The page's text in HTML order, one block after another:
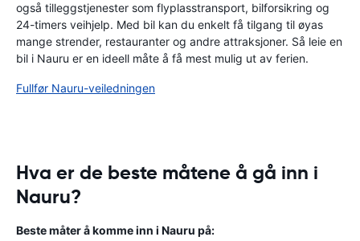
også tilleggstjenester som flyplasstransport, bilforsikring og
24-timers veihjelp. Med bil kan du enkelt få tilgang til øyas
mange strender, restauranter og andre attraksjoner. Så leie en
bil i Nauru er en ideell måte å få mest mulig ut av ferien.
Fullfør Nauru-veiledningen
Hva er de beste måtene å gå inn i
Nauru?
Beste måter å komme inn i Nauru på: